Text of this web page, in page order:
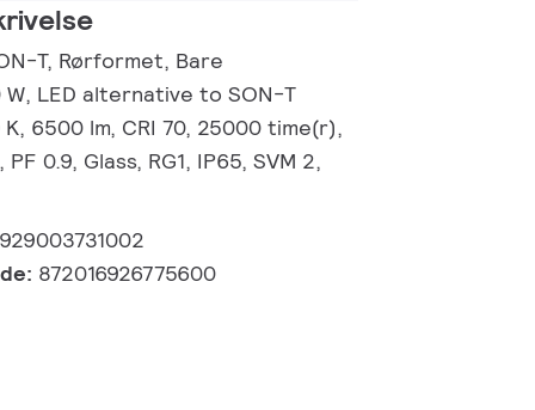
T, Rørformet, Bare
LED alternative to SON-T
K, 6500 lm, CRI 70, 25000 time(r),
0.9, Glass, RG1, IP65, SVM 2,
929003731002
872016926775600